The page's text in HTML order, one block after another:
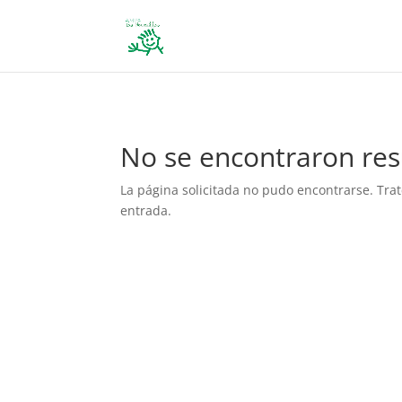
No se encontraron
La página solicitada no pudo encontrarse.
entrada.